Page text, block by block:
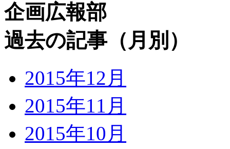
企画広報部
過去の記事（月別）
2015年12月
2015年11月
2015年10月